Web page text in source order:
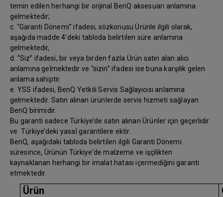
temin edilen herhangi bir orijinal BenQ aksesuarı anlamına
gelmektedir;
c. “Garanti Dönemi” ifadesi, sözkonusu Ürünle ilgili olarak,
aşağıda madde 4’deki tabloda belirtilen süre anlamına
gelmektedir,
d. “Siz” ifadesi, bir veya birden fazla Ürün satın alan alıcı
anlamına gelmektedir ve “sizin” ifadesi ise buna karşılık gelen
anlama sahiptir.
e. YSS ifadesi, BenQ Yetkili Servis Sağlayıcısı anlamına
gelmektedir. Satın alınan ürünlerde servis hizmeti sağlayan
BenQ birimidir.
Bu garanti sadece Türkiye’de satın alınan Ürünler için geçerlidir
ve Türkiye’deki yasal garantilere ektir.
BenQ, aşağıdaki tabloda belirtilen ilgili Garanti Dönemi
süresince, Ürünün Türkiye’de malzeme ve işçilikten
kaynaklanan herhangi bir imalat hatası içermediğini garanti
etmektedir.
Ürün